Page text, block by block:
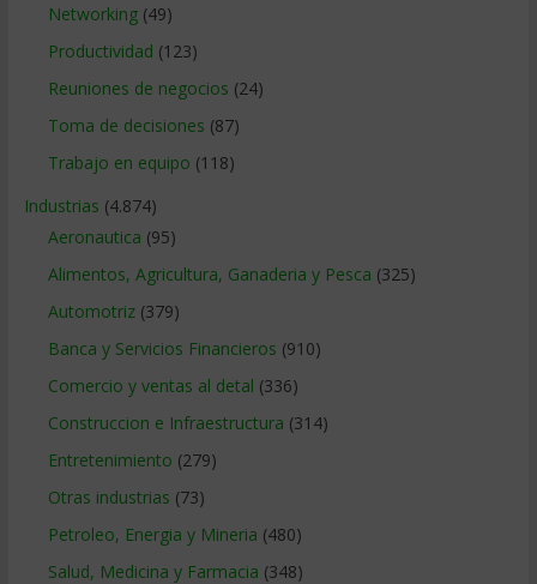
Networking(49)
Productividad (123)
Reuniones de negocios (24)
Toma de decisiones (87)
Trabajo en equipo (118)
Industrias (4.874)
Aeronautica (95)
Alimentos, Agricultura, Ganaderia y Pesca (325)
Automotriz(379)
Banca y Servicios Financieros (910)
Comercio y ventas al detal (336)
Construccion e Infraestructura (314)
Entretenimiento (279)
Otras industrias (73)
Petroleo, Energia y Mineria (480)
Salud, Medicina y Farmacia (348)